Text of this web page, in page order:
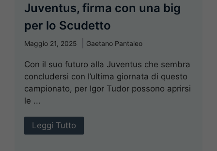
Juventus, firma con una big
per lo Scudetto
Maggio 21, 2025 Gaetano Pantaleo
Con il suo futuro alla Juventus che sembra
concludersi con l’ultima giornata di questo
campionato, per Igor Tudor possono aprirsi
le ...
Leggi Tutto